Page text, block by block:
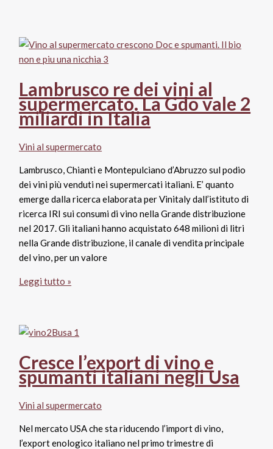
Uk:
vino
italiano
in
risalita
nella
grande
Lambrusco re dei vini al
supermercato. La Gdo vale 2
miliardi in Italia
Vini al supermercato
Lambrusco, Chianti e Montepulciano d’Abruzzo sul podio
dei vini più venduti nei supermercati italiani. E’ quanto
emerge dalla ricerca elaborata per Vinitaly dall’istituto di
ricerca IRI sui consumi di vino nella Grande distribuzione
nel 2017. Gli italiani hanno acquistato 648 milioni di litri
nella Grande distribuzione, il canale di vendita principale
del vino, per un valore
Lambrusco
vini
supermercato.
La
Gdo
2
miliardi
in
Leggi tutto »
Cresce l’export di vino e
spumanti italiani negli Usa
Vini al supermercato
Nel mercato USA che sta riducendo l’import di vino,
l’export enologico italiano nel primo trimestre di